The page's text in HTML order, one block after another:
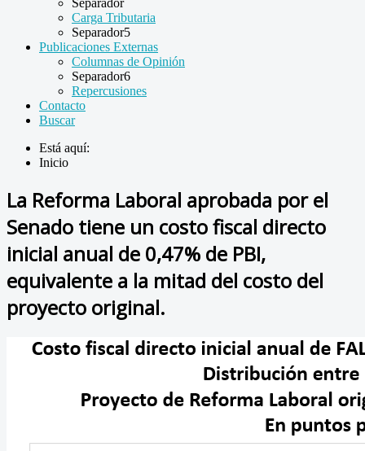
Separador
Carga Tributaria
Separador5
Publicaciones Externas
Columnas de Opinión
Separador6
Repercusiones
Contacto
Buscar
Está aquí:
Inicio
La Reforma Laboral aprobada por el
Senado tiene un costo fiscal directo
inicial anual de 0,47% de PBI,
equivalente a la mitad del costo del
proyecto original.